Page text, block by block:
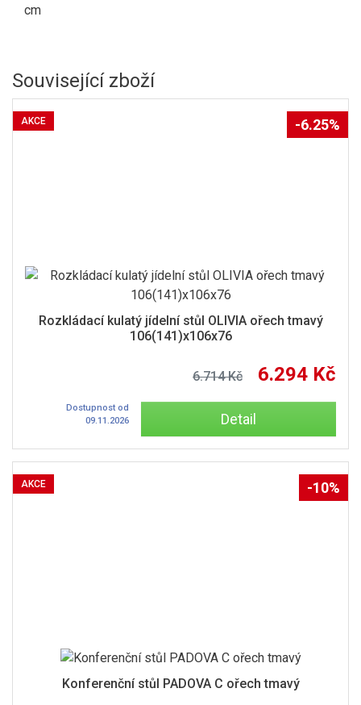
cm
Související zboží
Rozkládací kulatý jídelní stůl OLIVIA ořech tmavý
106(141)x106x76
6.714 Kč 6.294 Kč
Dostupnost od
09.11.2026
Detail
AKCE -6.25%
Konferenční stůl PADOVA C ořech tmavý
AKCE -10%